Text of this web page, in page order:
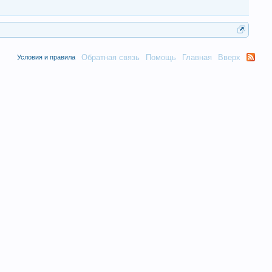
Обратная связь Помощь Главная Вверх
Условия и правила